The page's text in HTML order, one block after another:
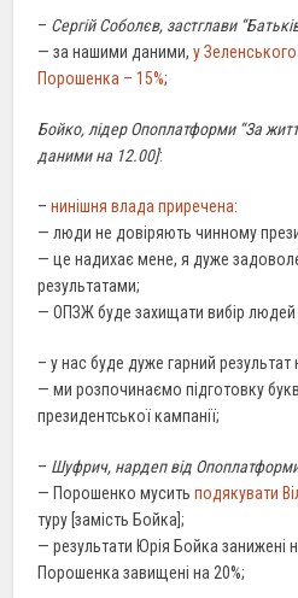
– Сергій Соболєв, застглави
— за нашими даними,у
Порошенка – 15%;
Бойко, лідер Опоплатформи “За
даними на 12.00]:
–нинішня влада приречена:
— люди не довіряють чинному
— це надихає мене, я дуже
результатами;
— ОПЗЖ буде захищати вибір людей
– у нас буде дуже гарний
— ми розпочинаємо підготовку
президентської кампанії;
– Шуфрич, нардеп від
— Порошенко муситьподякувати
туру [замість Бойка];
— результати Юрія Бойка занижені
Порошенка завищені на 20%;